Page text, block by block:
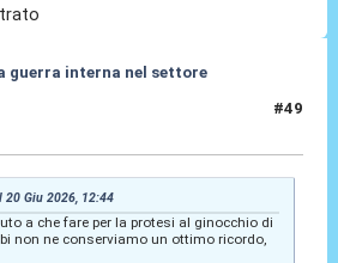
guerra interna nel settore
#49
20 Giu 2026, 12:44
a che fare per la protesi al ginocchio di
non ne conserviamo un ottimo ricordo,